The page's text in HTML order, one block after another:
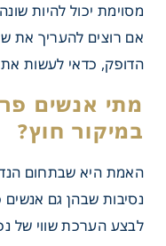
חברה
, נדל"ן
מסוימת יכול להיות
אם רוצים להעריך את
הדופק, כדאי לעשות את
האמת היא שבתחום
נסיבות שבהן גם
לבצע הערכת שווי של